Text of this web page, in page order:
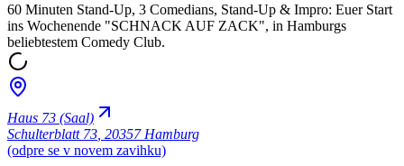
60 Minuten Stand-Up, 3 Comedians, Stand-Up & Impro: Euer Start
ins Wochenende "SCHNACK AUF ZACK", in Hamburgs
beliebtestem Comedy Club.
Haus 73 (Saal)
Schulterblatt 73 20357 Hamburg
(odpre se v novem zavihku)